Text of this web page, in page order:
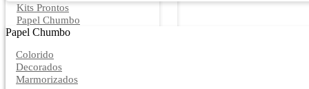
Kits Prontos
Papel Chumbo
Papel Chumbo
Colorido
Decorados
Marmorizados